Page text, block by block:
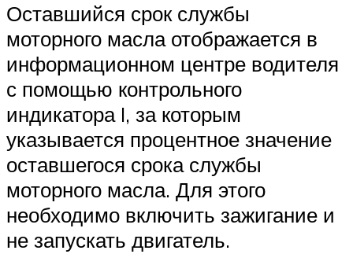
Оставшийся срок службы
моторного масла отображается в
информационном центре водителя
с помощью контрольного
индикатора I, за которым
указывается процентное значение
оставшегося срока службы
моторного масла. Для этого
необходимо включить зажигание и
не запускать двигатель.